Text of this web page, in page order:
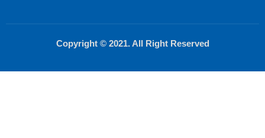
Copyright © 2021. All Right Reserved